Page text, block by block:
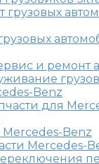
и ремонт
Benz
для
Benz
Mercedes-